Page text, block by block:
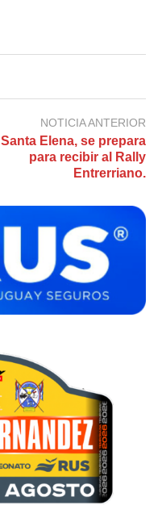
NOTICIA ANTERIOR
Santa Elena, se prepara
para recibir al Rally
Entrerriano.